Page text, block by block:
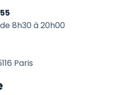
8h30 à 20h00
Paris